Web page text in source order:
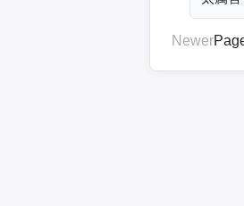
Newer